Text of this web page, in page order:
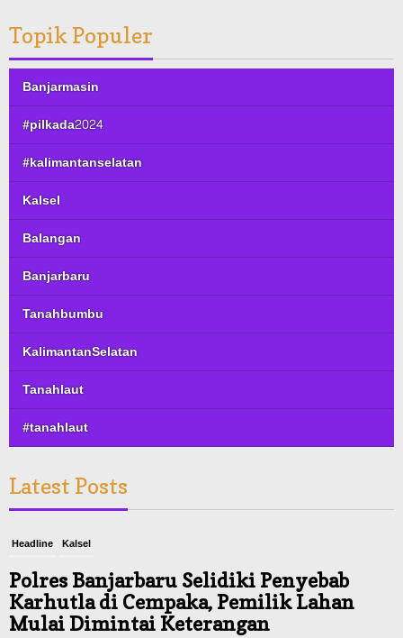
Topik Populer
Banjarmasin
#pilkada2024
#kalimantanselatan
Kalsel
Balangan
Banjarbaru
Tanahbumbu
KalimantanSelatan
Tanahlaut
#tanahlaut
Latest Posts
Headline Kalsel
Polres Banjarbaru Selidiki Penyebab
Karhutla di Cempaka, Pemilik Lahan
Mulai Dimintai Keterangan